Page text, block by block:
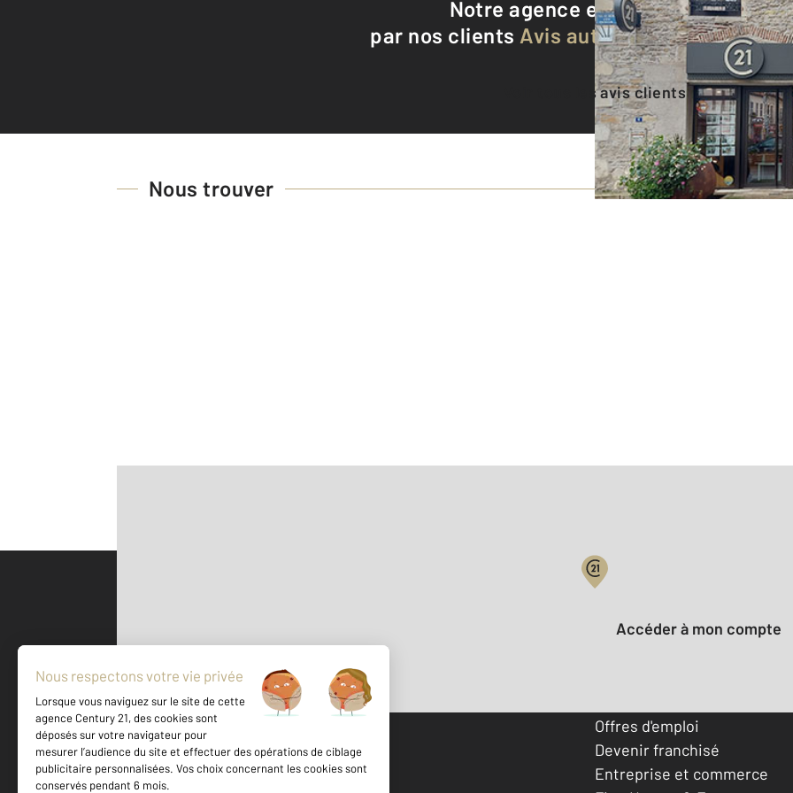
Notre agence est notée8,7/10
par nos clients Avis authentifiés par
Voir tous les avis clients
Nous trouver
500 m ©Mappy
Votre compte :
Accéder à mon compte
Votre agence est notée
Offres d'emploi
Devenir franchisé
Entreprise et commerce